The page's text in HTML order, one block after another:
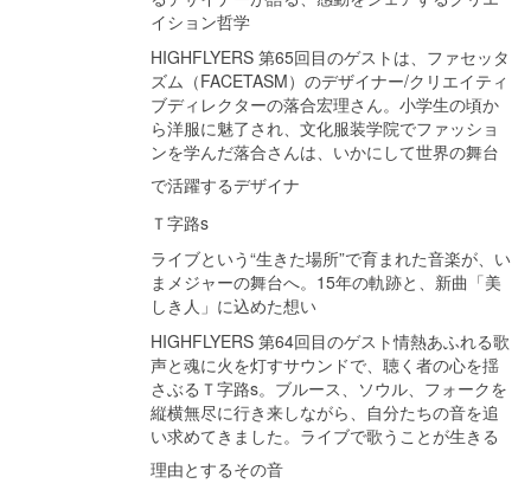
イション哲学
HIGHFLYERS 第65回目のゲストは、ファセッタ
ズム（FACETASM）のデザイナー/クリエイティ
ブディレクターの落合宏理さん。小学生の頃か
ら洋服に魅了され、文化服装学院でファッショ
ンを学んだ落合さんは、いかにして世界の舞台
で活躍するデザイナ
Ｔ字路s
ライブという“生きた場所”で育まれた音楽が、い
まメジャーの舞台へ。15年の軌跡と、新曲「美
しき人」に込めた想い
HIGHFLYERS 第64回目のゲスト情熱あふれる歌
声と魂に火を灯すサウンドで、聴く者の心を揺
さぶるＴ字路s。ブルース、ソウル、フォークを
縦横無尽に行き来しながら、自分たちの音を追
い求めてきました。ライブで歌うことが生きる
理由とするその音